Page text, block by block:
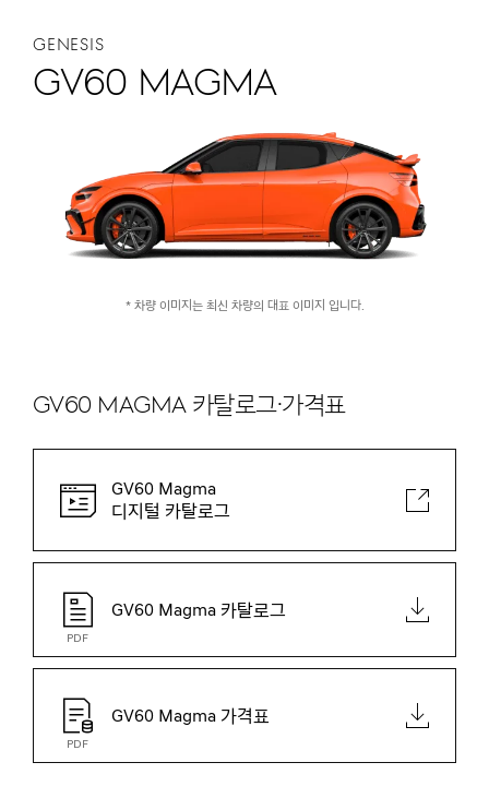
GENESIS
GV60 Magma
* 차량 이미지는 최신 차량의 대표 이미지 입니다.
GV60 Magma 카탈로그·가격표
GV60 Magma
디지털 카탈로그
PDF
GV60 Magma 카탈로그
PDF
GV60 Magma 가격표